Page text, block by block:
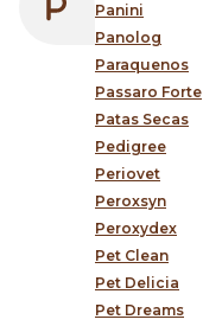
Panini
Panolog
Paraquenos
Passaro Forte
Patas Secas
Pedigree
Periovet
Peroxsyn
Peroxydex
Pet Clean
Pet Delicia
Pet Dreams